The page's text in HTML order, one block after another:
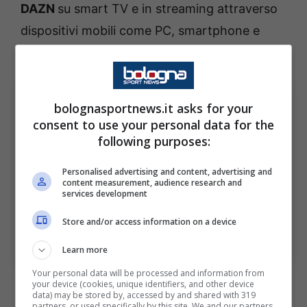
DAZN su smart TV e in streaming attraverso
dispositivi mobili come PC, smartphone e
Serie A, Atalanta-Bologna dove vedere in tv e
Images) Via One Football Bolognasportnews
bolognasportnews.it asks for your
consent to use your personal data for the
following purposes:
Personalised advertising and content, advertising and
content measurement, audience research and
services development
Store and/or access information on a device
Learn more
Your personal data will be processed and information from
your device (cookies, unique identifiers, and other device
data) may be stored by, accessed by and shared with 319